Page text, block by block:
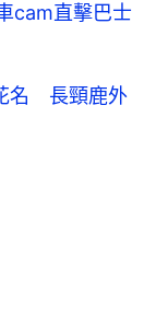
cam直擊巴士
名 長頸鹿外